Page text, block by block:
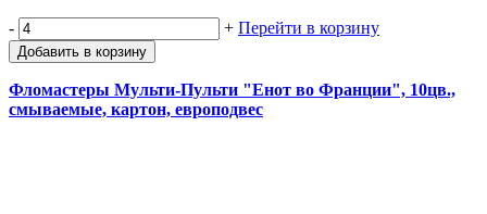
- + Перейти в корзину
Добавить в корзину
Фломастеры Мульти-Пульти "Енот во Франции", 10цв.,
смываемые, картон, европодвес